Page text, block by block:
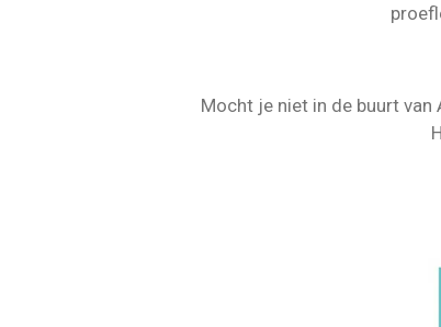
Mocht je niet in de buurt van